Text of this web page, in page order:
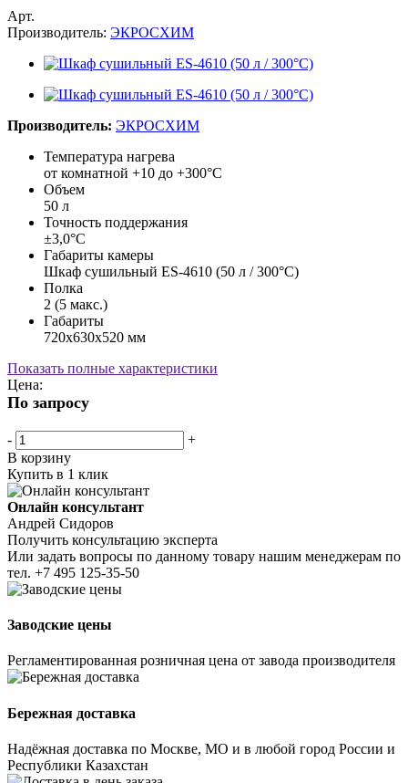
Арт.
Производитель: ЭКРОСХИМ
Производитель: ЭКРОСХИМ
Температура нагрева
от комнатной +10 до +300°С
Объем
50 л
Точность поддержания
±3,0°С
Габариты камеры
Шкаф сушильный ES-4610 (50 л / 300°С)
Полка
2 (5 макс.)
Габариты
720х630х520 мм
Показать полные характеристики
Цена:
По запросу
-
+
В корзину
Купить в 1 клик
Онлайн консультант
Андрей Сидоров
Получить консультацию эксперта
Или задать вопросы по данному товару нашим менеджерам по
тел. +7 495 125-35-50
Заводские цены
Регламентированная розничная цена от завода производителя
Бережная доставка
Надёжная доставка по Москве, МО и в любой город России и
Республики Казахстан